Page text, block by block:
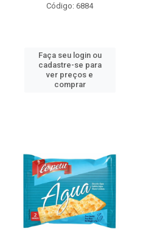
Código: 6884
Faça seu login ou
cadastre-se para
ver preços e
comprar